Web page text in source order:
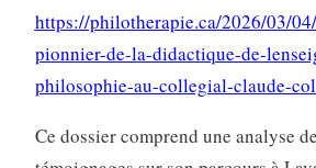
https://philotherapie.ca/2026/03/
pionnier-de-la-didactique-de-
philosophie-au-collegial-claude-
Ce dossier comprend une analyse